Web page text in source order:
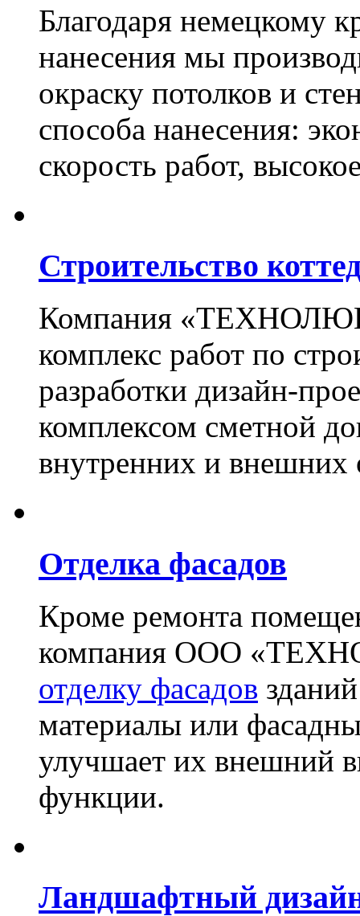
Благодаря немецкому
нанесения мы
окраску потолков и
способа нанесения:
скорость работ,
Строительство
Компания
комплекс работ по
разработки дизайн-
комплексом сметной
внутренних и внешних
Отделка фасадов
Кроме ремонта
компания ООО
отделку фасадов
материалы или
улучшает их внешний
функции.
Ландшафтный